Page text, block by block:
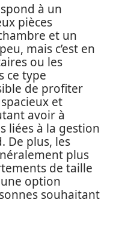
à un
pièces
et un
mais c’est en
ou les
ce type
de profiter
et
avoir à
liées à la gestion
De plus, les
plus
de taille
option
souhaitant